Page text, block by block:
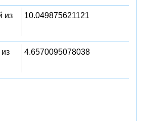
из
10.049875621121
4.6570095078038